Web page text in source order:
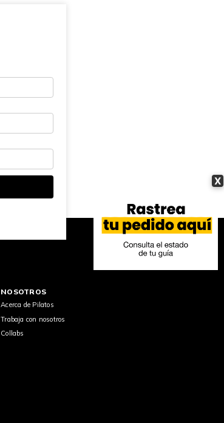
X
NOSOTROS
Acerca de Pilatos
Trabaja con nosotros
Collabs